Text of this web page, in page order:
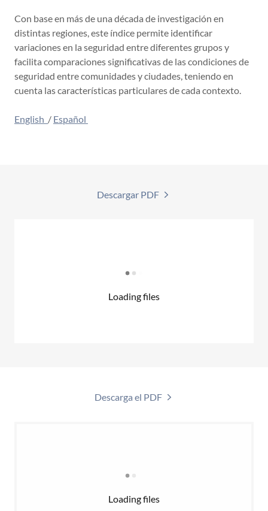
Con base en más de una década de investigación en
distintas regiones, este índice permite identificar
variaciones en la seguridad entre diferentes grupos y
facilita comparaciones significativas de las condiciones de
seguridad entre comunidades y ciudades, teniendo en
cuenta las características particulares de cada contexto.
English / Español
Descargar PDF
Loading files
Descarga el PDF
Loading files